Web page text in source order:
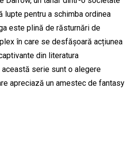
lupte pentru a schimba ordinea
este plină de răsturnări de
în care se desfășoară acțiunea
din literatura
serie sunt o alegere
apreciază un amestec de fantasy